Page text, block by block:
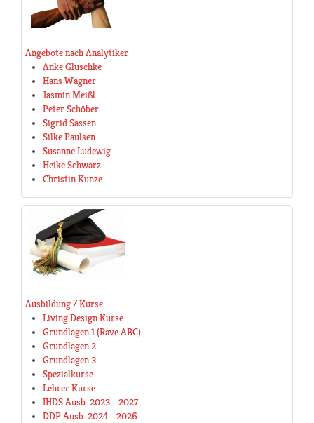
Angebote nach Analytiker
Anke Gluschke
Hans Wagner
Jasmin Meißl
Peter Schöber
Sigrid Sassen
Silke Paulsen
Susanne Ludewig
Heike Schwarz
Christin Kunze
Ausbildung / Kurse
Living Design Kurse
Grundlagen 1 (Rave ABC)
Grundlagen 2
Grundlagen 3
Spezialkurse
Lehrer Kurse
IHDS Ausb. 2023 - 2027
DDP Ausb. 2024 - 2026